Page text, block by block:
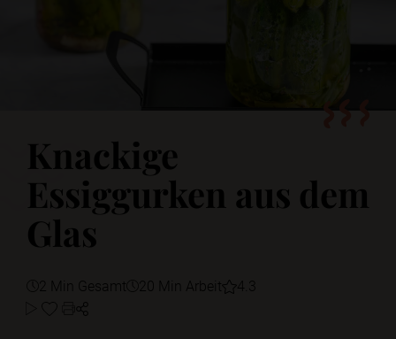
Knackige
Essiggurken aus dem
Glas
2 Min Gesamt 20 Min Arbeit 4.3